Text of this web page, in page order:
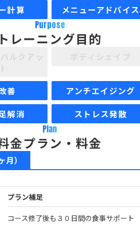
計算 メニューアドバイス
Purpose
トレーニング目的
善 アンチエイジング
解消 ストレス発散
Plan
金プラン・料金
）
プラン補足
コース修了後も３０日間の食事サポート